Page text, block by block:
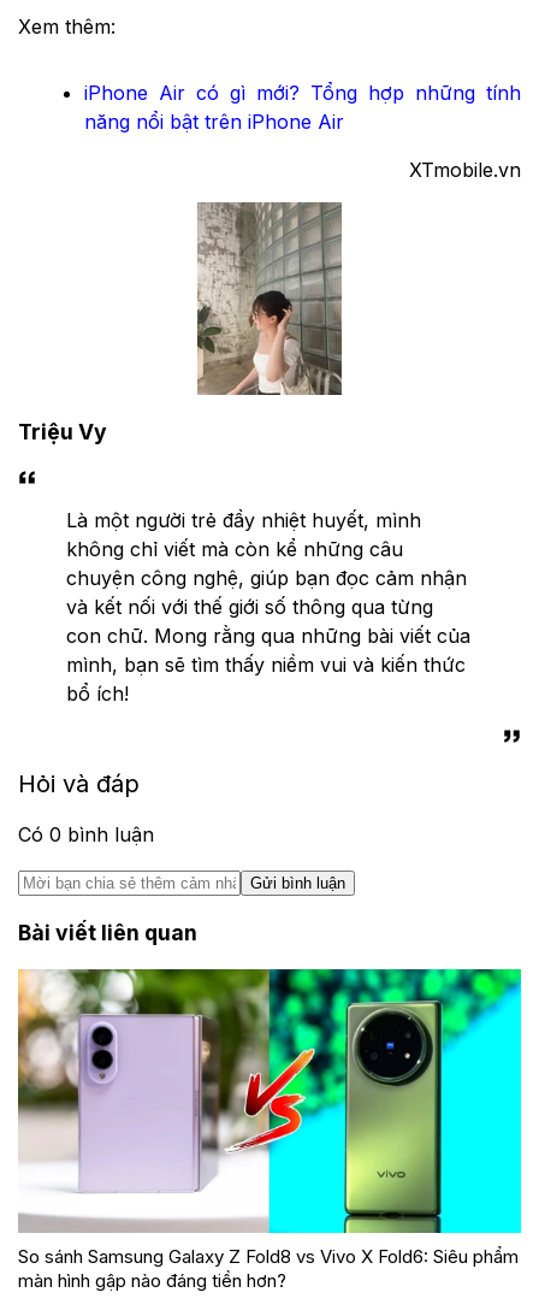
Xem thêm:
iPhone Air có gì mới? Tổng hợp những tính
năng nổi bật trên iPhone Air
XTmobile.vn
Triệu Vy
Là một người trẻ đầy nhiệt huyết, mình
không chỉ viết mà còn kể những câu
chuyện công nghệ, giúp bạn đọc cảm nhận
và kết nối với thế giới số thông qua từng
con chữ. Mong rằng qua những bài viết của
mình, bạn sẽ tìm thấy niềm vui và kiến thức
bổ ích!
Hỏi và đáp
Có 0 bình luận
Gửi bình luận
Bài viết liên quan
So sánh Samsung Galaxy Z Fold8 vs Vivo X Fold6: Siêu phẩm
màn hình gập nào đáng tiền hơn?